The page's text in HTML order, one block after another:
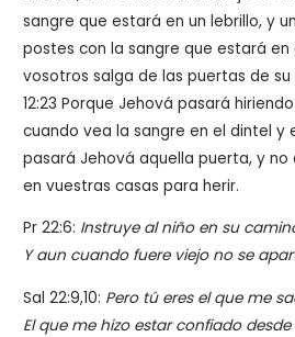
sangre que estará en un lebrillo, y
postes con la sangre que estará en
vosotros salga de las puertas de
12:23 Porque Jehová pasará
cuando vea la sangre en el dintel y
pasará Jehová aquella puerta, y
en vuestras casas para herir.
Pr 22:6: Instruye al niño en su
Y aun cuando fuere viejo no se
Sal 22:9,10: Pero tú eres el que me
El que me hizo estar confiado